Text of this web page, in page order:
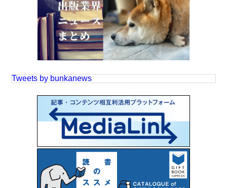
Tweets by bunkanews